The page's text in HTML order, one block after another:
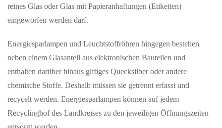
JULI 09, 2026
Public Viewing Schweiz vs. Argentinien – Die
Fussballnacht in Schaffhausen
Erlebe das Spiel Argentinien vs. Schweiz in einmaliger
Atmosphäre beim offiziellen Public Viewing im Munotsaal der
Willkommen auf der neuen FCS-Homepage
reines Glas oder Glas mit Papieranhaftungen (Etiketten)
eingeworfen werden darf.
Energiesparlampen und Leuchtstoffröhren hingegen bestehen
neben einem Glasanteil aus elektronischen Bauteilen und
enthalten darüber hinaus giftiges Quecksilber oder andere
chemische Stoffe. Deshalb müssen sie getrennt erfasst und
recycelt werden. Energiesparlampen können auf jedem
Recyclinghof des Landkreises zu den jeweiligen Öffnungszeiten